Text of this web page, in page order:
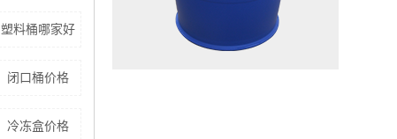
塑料桶哪家好
闭口桶价格
冷冻盒价格